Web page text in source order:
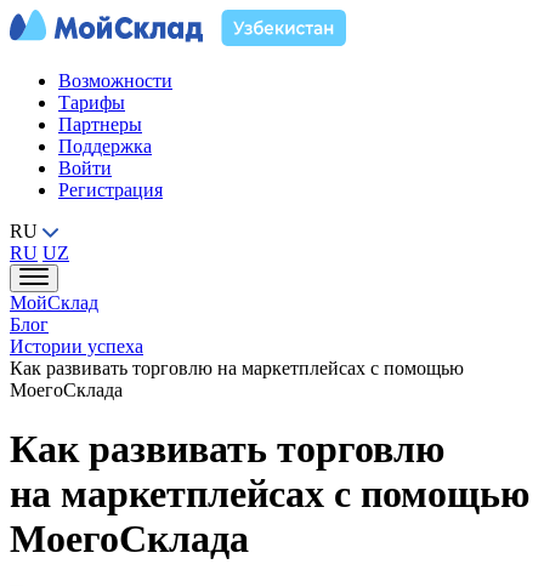
Возможности
Тарифы
Партнеры
Поддержка
Войти
Регистрация
RU
RU UZ
МойСклад
Блог
Истории успеха
Как развивать торговлю на маркетплейсах с помощью
МоегоСклада
Как развивать торговлю
на маркетплейсах с помощью
МоегоСклада